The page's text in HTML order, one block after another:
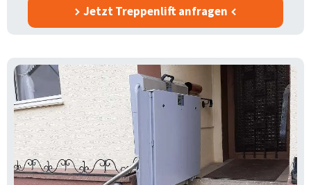
Jetzt Treppenlift anfragen